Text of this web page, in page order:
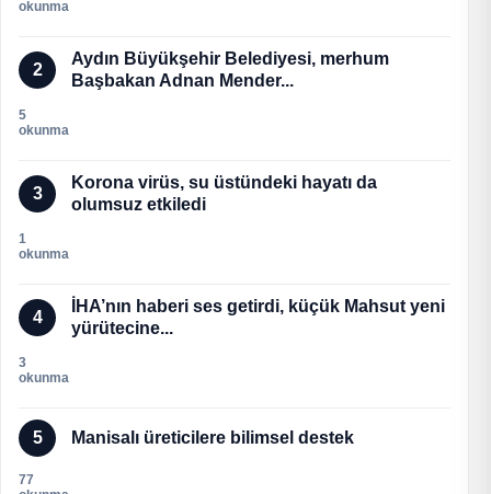
okunma
2
Aydın Büyükşehir Belediyesi, merhum
Başbakan Adnan Mender...
5
okunma
3
Korona virüs, su üstündeki hayatı da
olumsuz etkiledi
1
okunma
4
İHA’nın haberi ses getirdi, küçük Mahsut yeni
yürütecine...
3
okunma
5 Manisalı üreticilere bilimsel destek
77